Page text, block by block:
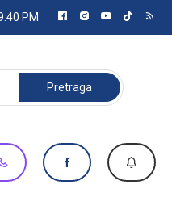
PM
Pretraga: